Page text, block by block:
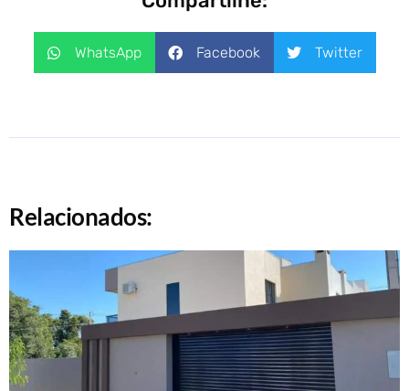
WhatsApp Facebook Twitter
Relacionados: